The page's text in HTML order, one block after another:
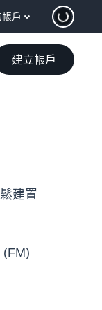
戶
建立帳戶
建置
(FM)